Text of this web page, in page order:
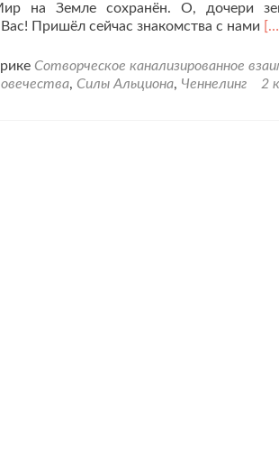
на Земле сохранён. О, дочери
Пришёл сейчас знакомства с нами
[…]
Сотворческое канализированное
, Силы Альциона, Ченнелинг 2